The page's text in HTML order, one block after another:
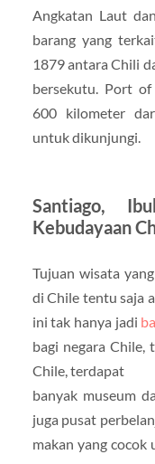
Angkatan Laut
barang yang
1879 antara Chili
bersekutu. Port of
600 kilometer
untuk dikunjungi.
Santiago,
Kebudayaan
Tujuan wisata
di Chile tentu saja
ini tak hanya jadi
bagi negara Chile,
Chile, terdapat
banyak museum
juga pusat
makan yang